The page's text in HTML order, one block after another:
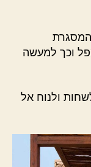
וכך למעשה
ולנוח אל